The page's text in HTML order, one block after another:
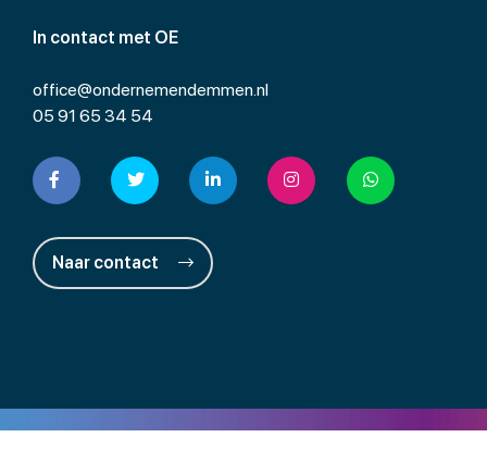
In contact met OE
office@ondernemendemmen.nl
05 91 65 34 54
Naar contact